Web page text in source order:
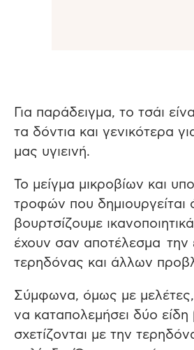
Για παράδειγμα, το τσάι
τα δόντια και γενικότερα
μας υγιεινή.
Το μείγμα μικροβίων και
τροφών που δημιουργείται
βουρτσίζουμε
έχουν σαν αποτέλεσμα την
τερηδόνας και άλλων
Σύμφωνα, όμως με μελέτες,
να καταπολεμήσει δύο
σχετίζονται με την